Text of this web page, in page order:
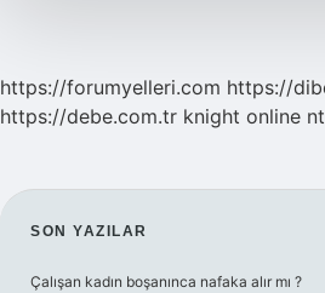
https://forumyelleri.com https://
https://debe.com.tr knight online
SIDEBAR
SON YAZILAR
Çalışan kadın boşanınca nafaka alır mı ?